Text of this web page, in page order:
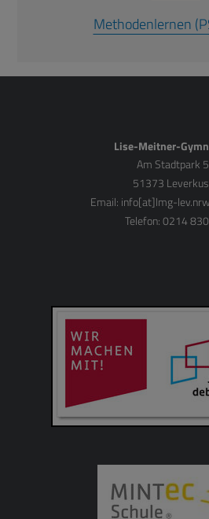
Methodenlernen
Lise-Meitner-
Am Stadtpark
51373
Email: info[at]lmg-
Telefon: 0214